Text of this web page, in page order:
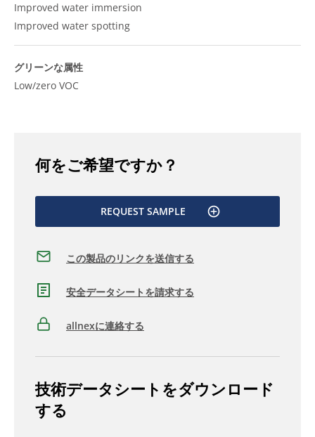
Improved water immersion
Improved water spotting
グリーンな属性
Low/zero VOC
何をご希望ですか？
REQUEST SAMPLE
この製品のリンクを送信する
安全データシートを請求する
allnexに連絡する
技術データシートをダウンロード
する